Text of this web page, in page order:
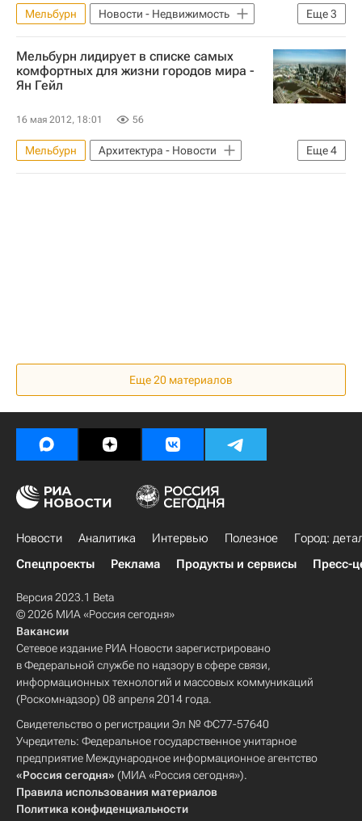
Еще3
Мельбурн
Новости - Недвижимость
Австралия
Строительство
Недвижимость
Мельбурн лидирует в списке самых
комфортных для жизни городов мира -
Ян Гейл
16 мая 2012, 18:01 56
Еще4
Мельбурн
Архитектура - Новости
Новости - Недвижимость
Архитекторы
Еще20 материалов
Новости Аналитика Интервью Полезное
Город:
Спецпроекты
Реклама Продукты и сервисы Пресс-
Версия 2023.1 Beta
© 2026 МИА «Россия сегодня»
Вакансии
Сетевое издание РИА Новости зарегистрировано
в Федеральной службе по надзору в сфере связи,
информационных технологий и массовых коммуникаций
(Роскомнадзор) 08 апреля 2014 года.
Свидетельство о регистрации Эл № ФС77-57640
Учредитель: Федеральное государственное унитарное
предприятие Международное информационное агентство
«Россия сегодня» (МИА «Россия сегодня»).
Правила использования материалов
Политика конфиденциальности